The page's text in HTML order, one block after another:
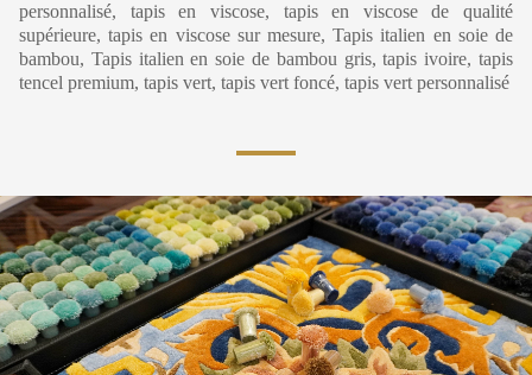
personnalisé, tapis en viscose, tapis en viscose de qualité
supérieure, tapis en viscose sur mesure, Tapis italien en soie de
bambou, Tapis italien en soie de bambou gris, tapis ivoire, tapis
tencel premium, tapis vert, tapis vert foncé, tapis vert personnalisé